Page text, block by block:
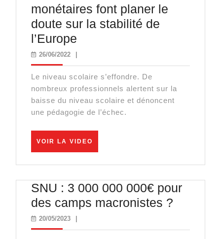
monétaires font planer le
doute sur la stabilité de
l’Europe
derniers
indices
monétaires
font
planer
doute
sur
stabilité
de
l’Europe
26/06/202226/06/2022
Le niveau scolaire s’effondre. De
nombreux professionnels alertent sur la
baisse du niveau scolaire et dénoncent
une pédagogie de l’échec.
VOIR LA VIDEO
SNU : 3 000 000 000€ pour
des camps macronistes ?
3
20/05/202320/05/2023